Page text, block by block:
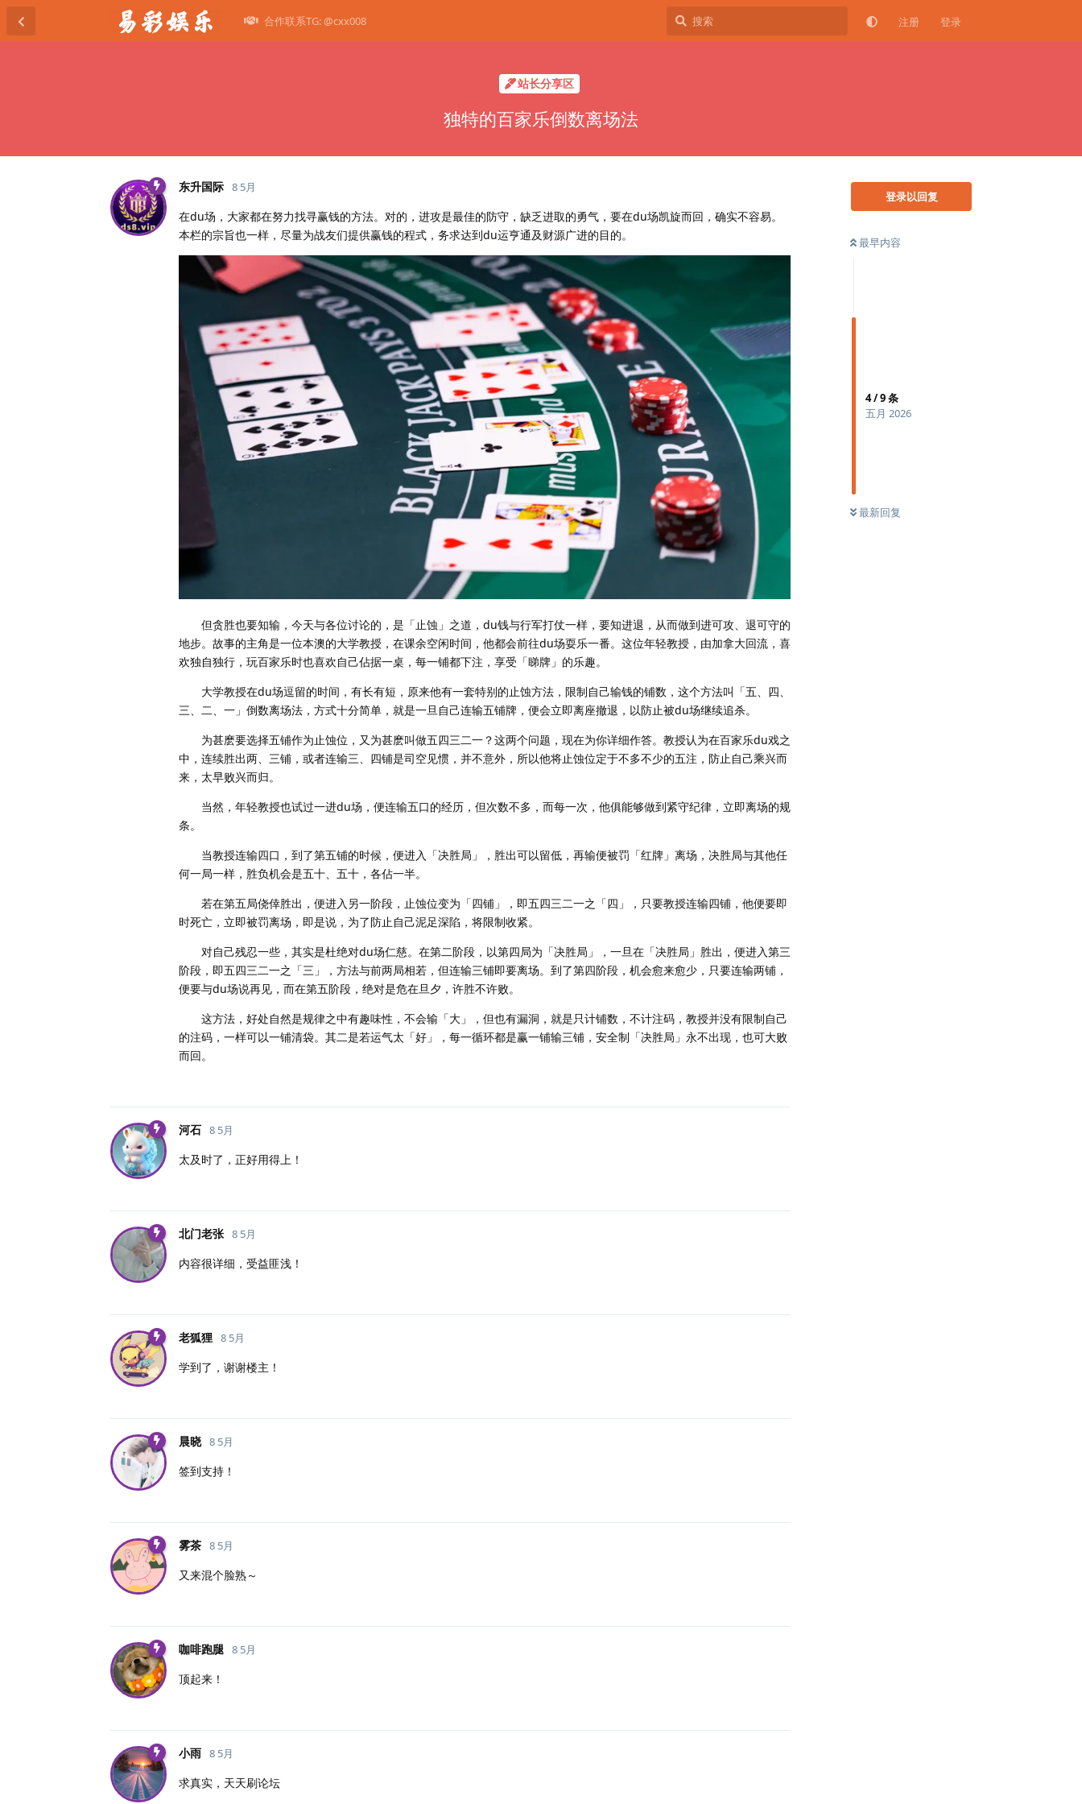
合作联系TG: @cxx008 注册 登录
站长分享区
独特的百家乐倒数离场法
登录以回复
最早内容
4/9条
五月 2026
最新回复
东升国际 8 5月
在du场，大家都在努力找寻赢钱的方法。对的，进攻是最佳的防守，缺乏进取的勇气，要在du场凯旋而回，确实不容易。
本栏的宗旨也一样，尽量为战友们提供赢钱的程式，务求达到du运亨通及财源广进的目的。
但贪胜也要知输，今天与各位讨论的，是「止蚀」之道，du钱与行军打仗一样，要知进退，从而做到进可攻、退可守的
地步。故事的主角是一位本澳的大学教授，在课余空闲时间，他都会前往du场耍乐一番。这位年轻教授，由加拿大回流，喜
欢独自独行，玩百家乐时也喜欢自己佔据一桌，每一铺都下注，享受「睇牌」的乐趣。
大学教授在du场逗留的时间，有长有短，原来他有一套特别的止蚀方法，限制自己输钱的铺数，这个方法叫「五、四、
三、二、一」倒数离场法，方式十分简单，就是一旦自己连输五铺牌，便会立即离座撤退，以防止被du场继续追杀。
为甚麽要选择五铺作为止蚀位，又为甚麽叫做五四三二一？这两个问题，现在为你详细作答。教授认为在百家乐du戏之
中，连续胜出两、三铺，或者连输三、四铺是司空见惯，并不意外，所以他将止蚀位定于不多不少的五注，防止自己乘兴而
来，太早败兴而归。
当然，年轻教授也试过一进du场，便连输五口的经历，但次数不多，而每一次，他俱能够做到紧守纪律，立即离场的规
条。
当教授连输四口，到了第五铺的时候，便进入「决胜局」，胜出可以留低，再输便被罚「红牌」离场，决胜局与其他任
何一局一样，胜负机会是五十、五十，各佔一半。
若在第五局侥倖胜出，便进入另一阶段，止蚀位变为「四铺」，即五四三二一之「四」，只要教授连输四铺，他便要即
时死亡，立即被罚离场，即是说，为了防止自己泥足深陷，将限制收紧。
对自己残忍一些，其实是杜绝对du场仁慈。在第二阶段，以第四局为「决胜局」，一旦在「决胜局」胜出，便进入第三
阶段，即五四三二一之「三」，方法与前两局相若，但连输三铺即要离场。到了第四阶段，机会愈来愈少，只要连输两铺，
便要与du场说再见，而在第五阶段，绝对是危在旦夕，许胜不许败。
这方法，好处自然是规律之中有趣味性，不会输「大」，但也有漏洞，就是只计铺数，不计注码，教授并没有限制自己
的注码，一样可以一铺清袋。其二是若运气太「好」，每一循环都是赢一铺输三铺，安全制「决胜局」永不出现，也可大败
而回。
河石 8 5月
太及时了，正好用得上！
北门老张 8 5月
内容很详细，受益匪浅！
老狐狸 8 5月
学到了，谢谢楼主！
晨晓 8 5月
签到支持！
雾茶 8 5月
又来混个脸熟～
咖啡跑腿 8 5月
顶起来！
小雨 8 5月
求真实，天天刷论坛